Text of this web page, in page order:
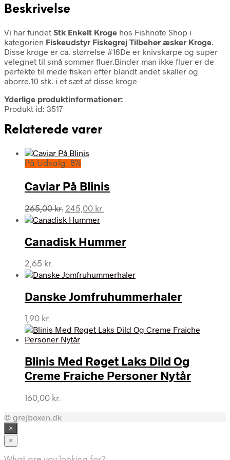
Beskrivelse
Vi har fundet Stk Enkelt Kroge hos Fishnote Shop i
kategorien Fiskeudstyr Fiskegrej Tilbehør æsker Kroge.
Disse kroge er ca. størrelse #16De er knivskarpe og super
velegnet til små sommer fluer.Binder man ikke fluer er de
perfekte til mede fiskeri efter blandt andet skaller og
aborre.10 stk. i et sæt af disse kroge
Yderlige produktinformationer:
Produkt id: 3517
Relaterede varer
På Udsalg! 8%
Caviar På Blinis
265,00kr. Den
oprindelige
var:
265,00 kr..
245,00 kr.
er:
245,00 kr..
Canadisk Hummer
2,65 kr.
Danske Jomfruhummerhaler
1,90 kr.
Blinis Med Røget Laks Dild Og
Creme Fraiche Personer Nytår
160,00 kr.
© grejboxen.dk
×
×